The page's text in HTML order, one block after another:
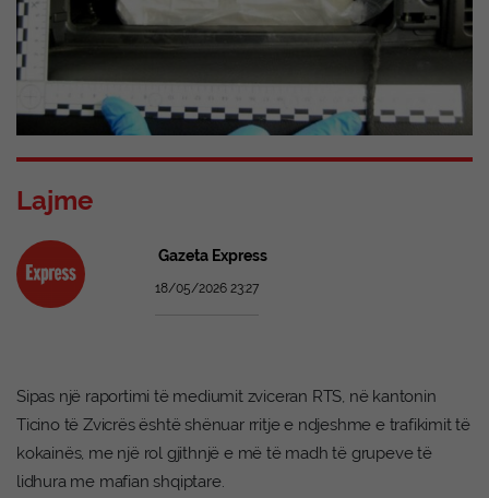
Lajme
Gazeta Express
18/05/2026 23:27
Sipas një raportimi të mediumit zviceran RTS, në kantonin
Ticino të Zvicrës është shënuar rritje e ndjeshme e trafikimit të
kokainës, me një rol gjithnjë e më të madh të grupeve të
lidhura me mafian shqiptare.